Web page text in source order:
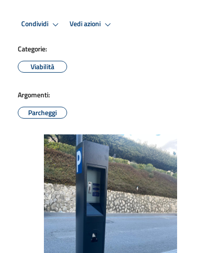
Condividi Vedi azioni
Categorie:
Viabilità
Argomenti:
Parcheggi